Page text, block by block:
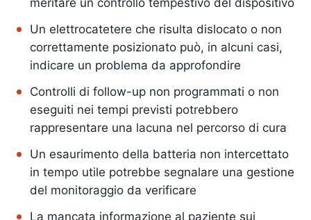
meritare un controllo tempestivo del dispositivo
Un elettrocatetere che risulta dislocato o non
correttamente posizionato può, in alcuni casi,
indicare un problema da approfondire
Controlli di follow-up non programmati o non
eseguiti nei tempi previsti potrebbero
rappresentare una lacuna nel percorso di cura
Un esaurimento della batteria non intercettato
in tempo utile potrebbe segnalare una gestione
del monitoraggio da verificare
La mancata informazione al paziente sui